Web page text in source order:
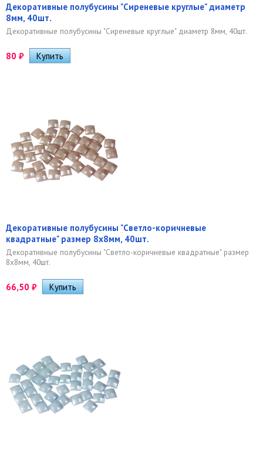
Декоративные полубусины "Сиреневые круглые" диаметр
8мм, 40шт.
Декоративные полубусины "Сиреневые круглые" диаметр 8мм, 40шт.
80 ₽
Декоративные полубусины "Светло-коричневые
квадратные" размер 8х8мм, 40шт.
Декоративные полубусины "Светло-коричневые квадратные" размер
8х8мм, 40шт.
66,50 ₽